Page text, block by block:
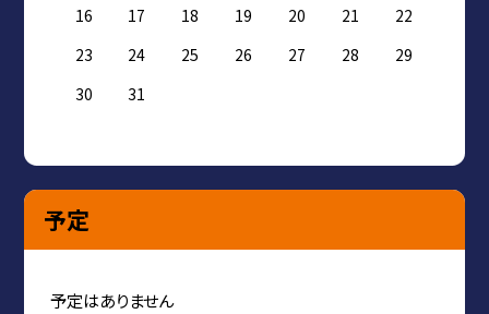
16
17 18 19 20 21
22
23
24 25 26 27 28
29
30
31
予定
予定はありません